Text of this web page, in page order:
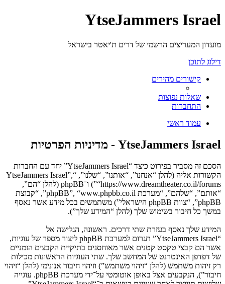
YtseJammers Israel
מועדון המעריצים הרשמי של דרים ת'יאטר בישראל
דילוג לתוכן
קישורים מהירים
שאלות נפוצות
התחברות
עמוד ראשי
YtseJammers Israel - מדיניות הפרטיות
הסכם זה מסביר בפירוט כיצד “YtseJammers Israel” יחד עם החברות
הקשורות אליה (להלן “אנחנו”, “אותנו”, “שלנו”, “YtseJammers Israel”,
“https://www.dreamtheater.co.il/forums”) ו־phpBB (להלן “הם”,
“אותם”, “שלהם”, “מערכת phpBB”, “www.phpbb.co.il”, “קבוצת
phpBB”, “צוות phpBB הישראלי”) משתמשים בכל מידע אשר נאסף
במשך כל חיבור בשימוש שלך (להלן “המידע שלך”).
המידע שלך נאסף בעזרת שתי דרכים. ראשונה, הגלישה אל
“YtseJammers Israel” תגרום למערכת phpBB ליצור מספר של עוגיות,
אשר הם קבצי טקסט קטנים אשר מאוחסנים בתיקיית הקבצים הזמניים
של דפדפן האינטרנט של המחשב שלך. שתי העוגיות הראשונות מכילות
רק זיהות משתמש (להלן “זיהוי משתמש”) וזיהוי חיבור אנונימי (להלן “זיהוי
חיבור”), הנקבעים אצל באופן אוטומטי על־ידי מערכת phpBB. עוגייה